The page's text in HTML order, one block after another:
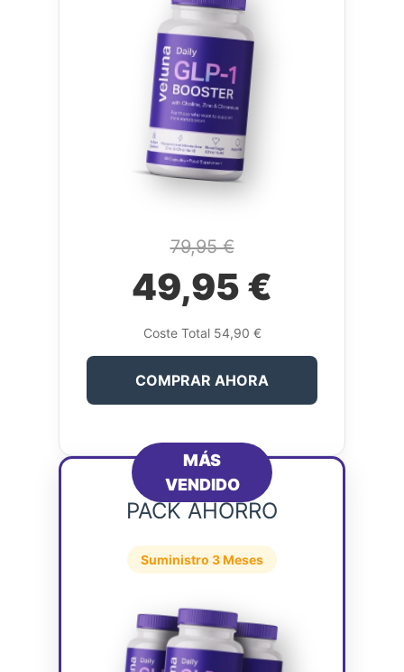
79,95 €
49,95 €
Coste Total 54,90 €
COMPRAR AHORA
MÁS
VENDIDO
PACK AHORRO
Suministro 3 Meses